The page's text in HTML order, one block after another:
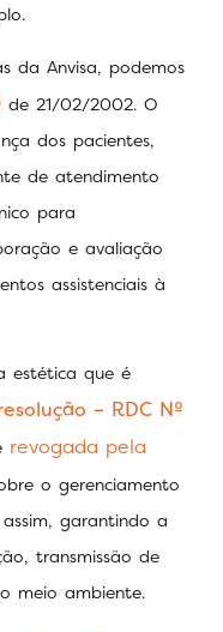
da Anvisa, podemos
de 21/02/2002. O
dos pacientes,
de atendimento
para
e avaliação
assistenciais à
estética que é
– RDC Nº
revogada pela
o gerenciamento
garantindo a
transmissão de
meio ambiente.